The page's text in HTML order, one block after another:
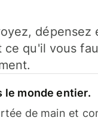
qu'il vous
le monde entier.
de main et